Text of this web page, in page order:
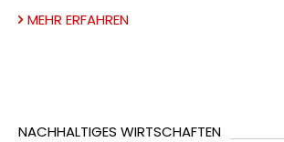
MEHR ERFAHREN
NACHHALTIGES WIRTSCHAFTEN